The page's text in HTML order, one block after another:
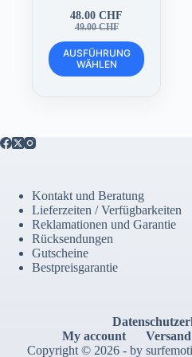
49.00CHF
Ursprünglicher
Preis
war:
49.00 CHF
48.00CHF
Aktueller
Preis
ist:
48.00 CHF.
AUSFÜHRUNG
WÄHLEN
Dieses
Produkt
weist
der
Produktseite
gewählt
werden
Kontakt und Beratung
Lieferzeiten / Verfügbarkeiten
Reklamationen und Garantie
Rücksendungen
Gutscheine
Bestpreisgarantie
My account
Versand
Copyright © 2026 - by